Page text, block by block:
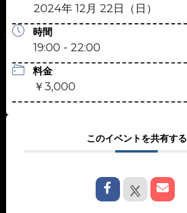
2024年 12月 22日（日）
時間
19:00 - 22:00
料金
￥3,000
このイベントを共有する